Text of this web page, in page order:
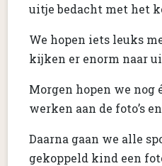
uitje bedacht met het
We hopen iets leuks
kijken er enorm naar
Morgen hopen we nog
werken aan de foto’s
Daarna gaan we alle
gekoppeld kind een